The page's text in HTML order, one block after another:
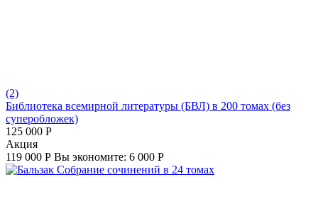
(2)
Библиотека всемирной литературы (БВЛ) в 200 томах (без
суперобложек)
125 000 Р
Aкция
119 000 Р Вы экономите: 6 000 Р